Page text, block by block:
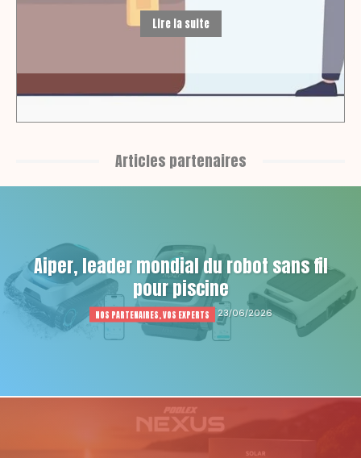
Lire la suite
Articles partenaires
Aiper, leader mondial du robot sans fil
pour piscine
NOS PARTENAIRES, VOS EXPERTS 23/06/2026